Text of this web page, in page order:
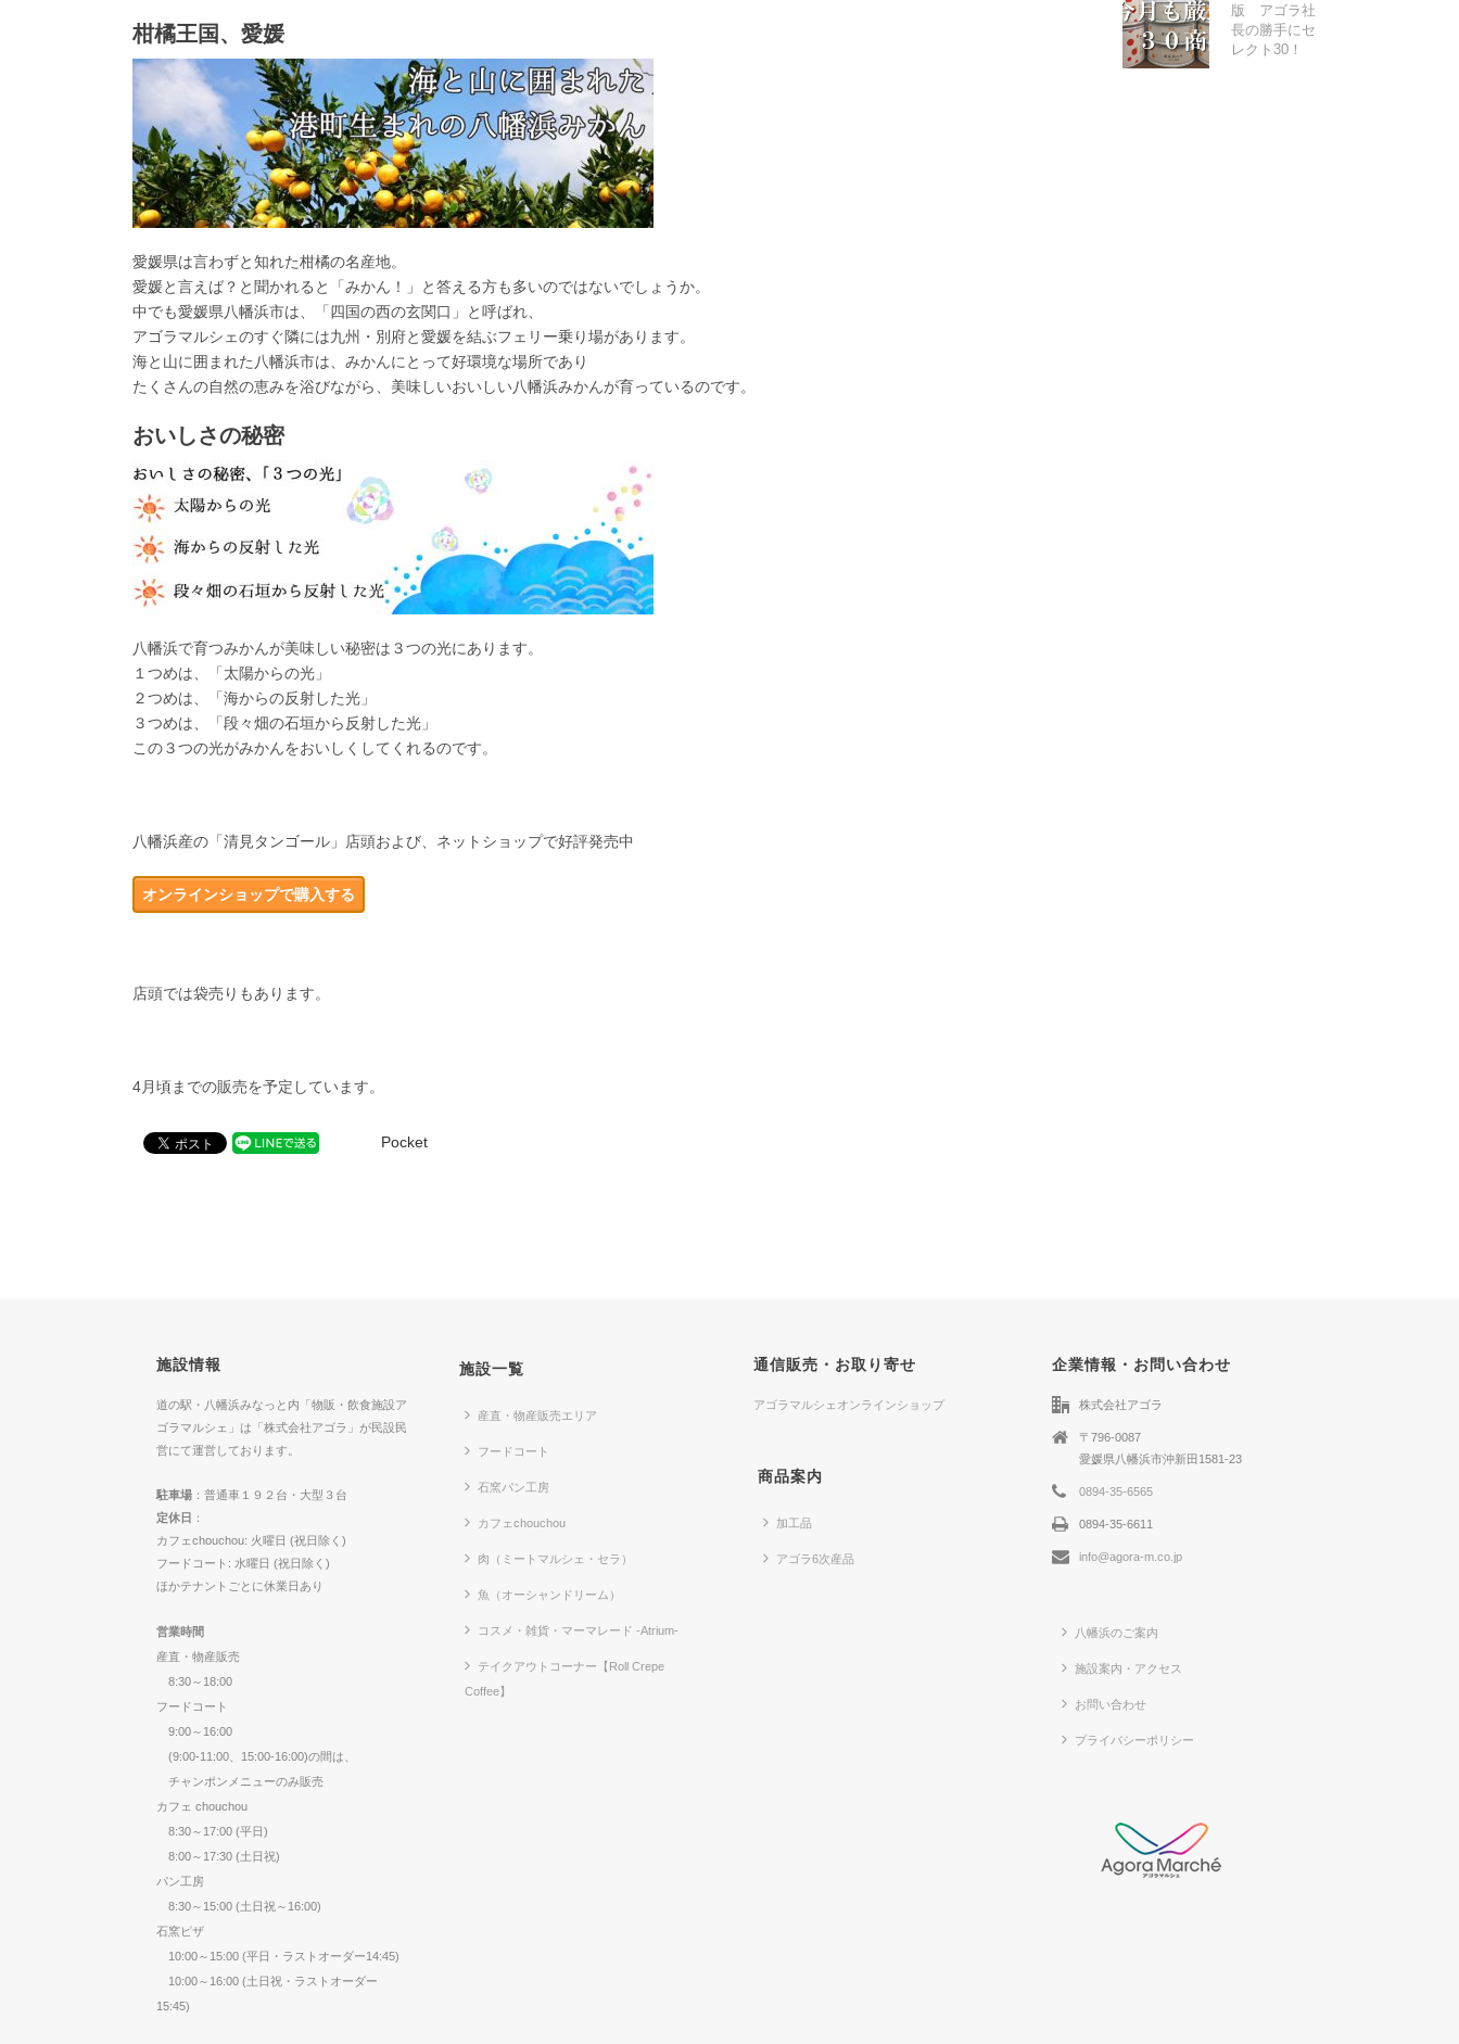
柑橘王国、愛媛
愛媛県は言わずと知れた柑橘の名産地。
愛媛と言えば？と聞かれると「みかん！」と答える方も多いのではないでしょうか。
中でも愛媛県八幡浜市は、「四国の西の玄関口」と呼ばれ、
アゴラマルシェのすぐ隣には九州・別府と愛媛を結ぶフェリー乗り場があります。
海と山に囲まれた八幡浜市は、みかんにとって好環境な場所であり
たくさんの自然の恵みを浴びながら、美味しいおいしい八幡浜みかんが育っているのです。
おいしさの秘密
八幡浜で育つみかんが美味しい秘密は３つの光にあります。
１つめは、「太陽からの光」
２つめは、「海からの反射した光」
３つめは、「段々畑の石垣から反射した光」
この３つの光がみかんをおいしくしてくれるのです。
八幡浜産の「清見タンゴール」店頭および、ネットショップで好評発売中
オンラインショップで購入する
店頭では袋売りもあります。
4月頃までの販売を予定しています。
Pocket
版 アゴラ社
長の勝手にセ
レクト30！
施設情報
道の駅・八幡浜みなっと内「物販・飲食施設ア
ゴラマルシェ」は「株式会社アゴラ」が民設民
営にて運営しております。
駐車場 ：普通車１９２台・大型３台
定休日 ：
カフェchouchou: 火曜日 (祝日除く)
フードコート: 水曜日 (祝日除く)
ほかテナントごとに休業日あり
営業時間
産直・物産販売
8:30～18:00
フードコート
9:00～16:00
(9:00-11:00、15:00-16:00)の間は、
チャンポンメニューのみ販売
カフェ chouchou
8:30～17:00 (平日)
8:00～17:30 (土日祝)
パン工房
8:30～15:00 (土日祝～16:00)
石窯ピザ
10:00～15:00 (平日・ラストオーダー14:45)
10:00～16:00 (土日祝・ラストオーダー
15:45)
施設一覧
産直・物産販売エリア
フードコート
石窯パン工房
カフェchouchou
肉（ミートマルシェ・セラ）
魚（オーシャンドリーム）
コスメ・雑貨・マーマレード -Atrium-
テイクアウトコーナー【Roll Crepe
Coffee】
通信販売・お取り寄せ
アゴラマルシェオンラインショップ
商品案内
加工品
アゴラ6次産品
企業情報・お問い合わせ
株式会社アゴラ
〒796-0087
愛媛県八幡浜市沖新田1581-23
0894-35-6565
0894-35-6611
info@agora-m.co.jp
八幡浜のご案内
施設案内・アクセス
お問い合わせ
プライバシーポリシー